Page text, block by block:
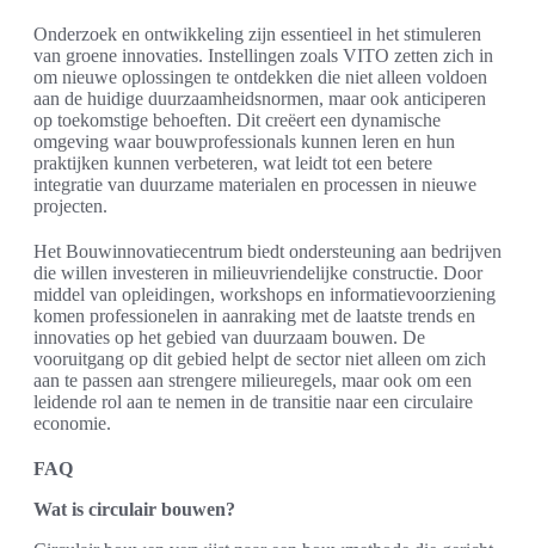
Onderzoek en ontwikkeling zijn essentieel in het stimuleren
van groene innovaties. Instellingen zoals VITO zetten zich in
om nieuwe oplossingen te ontdekken die niet alleen voldoen
aan de huidige duurzaamheidsnormen, maar ook anticiperen
op toekomstige behoeften. Dit creëert een dynamische
omgeving waar bouwprofessionals kunnen leren en hun
praktijken kunnen verbeteren, wat leidt tot een betere
integratie van duurzame materialen en processen in nieuwe
projecten.
Het Bouwinnovatiecentrum biedt ondersteuning aan bedrijven
die willen investeren in milieuvriendelijke constructie. Door
middel van opleidingen, workshops en informatievoorziening
komen professionelen in aanraking met de laatste trends en
innovaties op het gebied van duurzaam bouwen. De
vooruitgang op dit gebied helpt de sector niet alleen om zich
aan te passen aan strengere milieuregels, maar ook om een
leidende rol aan te nemen in de transitie naar een circulaire
economie.
FAQ
Wat is circulair bouwen?